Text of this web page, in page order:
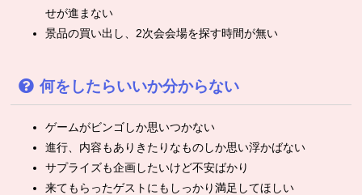
せが進まない
景品の買い出し、2次会会場を探す時間が無い
何をしたらいいか分からない
ゲームがビンゴしか思いつかない
進行、内容もありきたりなものしか思い浮かばない
サプライズも企画したいけど不安ばかり
来てもらったゲストにもしっかり満足してほしい